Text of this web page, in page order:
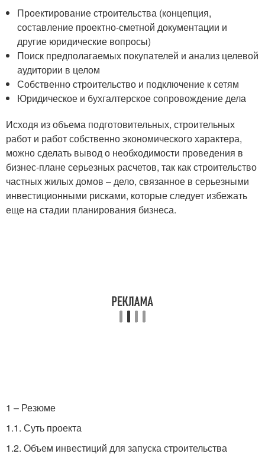
Проектирование строительства (концепция,
составление проектно-сметной документации и
другие юридические вопросы)
Поиск предполагаемых покупателей и анализ целевой
аудитории в целом
Собственно строительство и подключение к сетям
Юридическое и бухгалтерское сопровождение дела
Исходя из объема подготовительных, строительных
работ и работ собственно экономического характера,
можно сделать вывод о необходимости проведения в
бизнес-плане серьезных расчетов, так как строительство
частных жилых домов – дело, связанное в серьезными
инвестиционными рисками, которые следует избежать
еще на стадии планирования бизнеса.
1 – Резюме
1.1. Суть проекта
1.2. Объем инвестиций для запуска строительства